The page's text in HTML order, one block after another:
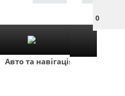
0
Авто та навігація